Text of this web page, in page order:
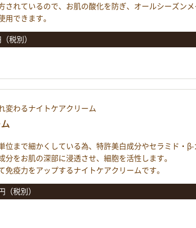
されているので、お肌の酸化を防ぎ、オールシーズン
用できます。
税別）
変わるナイトケアクリーム
位まで細かくしている為、特許美白成分やセラミド・β-
分をお肌の深部に浸透させ、細胞を活性します。
免疫力をアップするナイトケアクリームです。
（税別）